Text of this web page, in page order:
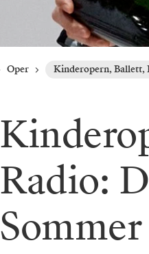
Oper Kinderopern, Ballett,
Radio: